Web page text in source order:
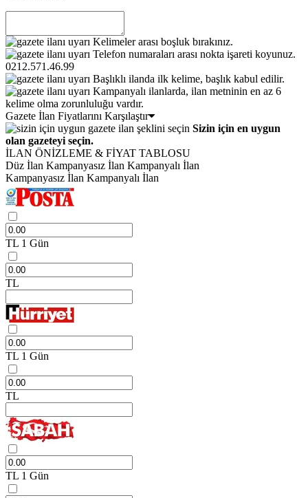
Kelimeler arası boşluk bırakınız.
Telefon numaraları arası nokta işareti koyunuz.
0212.571.46.99
Başlıklı ilanda ilk kelime, başlık kabul edilir.
Kampanyalı ilanlarda, ilan metninin en az 6
kelime olma zorunluluğu vardır.
Gazete İlan Fiyatlarını Karşılaştır
Sizin için en uygun
olan gazeteyi seçin.
İLAN ÖNİZLEME & FİYAT TABLOSU
Düz İlan Kampanyasız İlan Kampanyalı İlan
Kampanyasız İlan Kampanyalı İlan
TL 1 Gün
TL
TL 1 Gün
TL
TL 1 Gün